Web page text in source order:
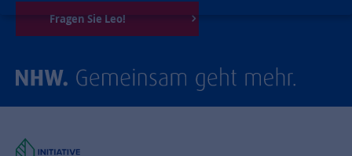
Fragen Sie Leo!